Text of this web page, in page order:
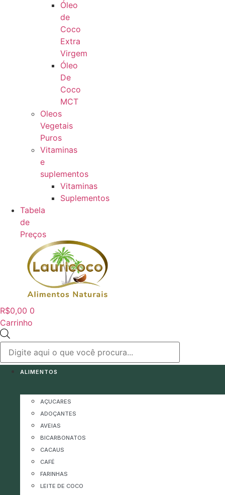
Óleo
de
Coco
Extra
Virgem
Óleo
De
Coco
MCT
Oleos
Vegetais
Puros
Vitaminas
e
suplementos
Vitaminas
Suplementos
Tabela
de
Preços
R$0,00 0
Carrinho
produtos
ALIMENTOS
AÇUCARES
ADOÇANTES
AVEIAS
BICARBONATOS
CACAUS
CAFÉ
FARINHAS
LEITE DE COCO